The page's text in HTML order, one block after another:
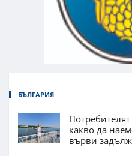
БЪЛГАРИЯ
какво да
върви